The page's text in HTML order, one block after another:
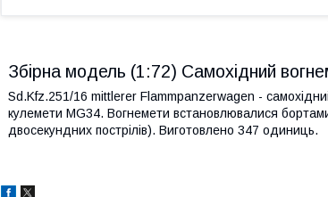
Збірна модель (1:72) Самохідний
Sd.Kfz.251/16 mittlerer Flammpanzerwagen -
кулемети MG34. Вогнемети встановлювалися
двосекундних пострілів). Виготовлено 347 одиниць.